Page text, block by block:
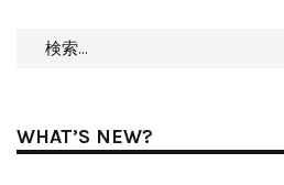
WHAT’S NEW?